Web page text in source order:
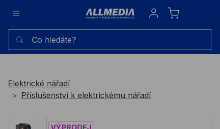
Sign in
Co hledáte?
Elektrické nářadí
Příslušenství k elektrickému nářadí